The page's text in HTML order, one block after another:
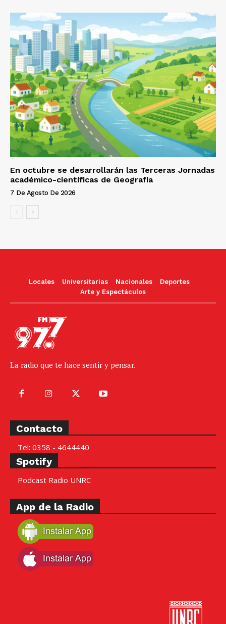
En octubre se desarrollarán las Terceras Jornadas
académico-científicas de Geografía
7 De Agosto De 2026
Locales Universitarias Nacionales
Deportes
Arte y Espectáculos
La radio que te hace sentir y pensar.
Contacto
Tel: 0358 - 4644440
Spotify
Podcast Radio UNRC
App de la Radio